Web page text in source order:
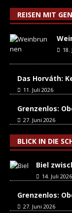
REISEN MIT
18.
Das Horváth:
11. Juli 2026
Grenzenlos:
27. Juni 2026
BLICK IN DIE
Biel
14. Juli 2026
Grenzenlos:
27. Juni 2026